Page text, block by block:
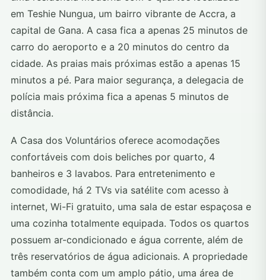
em Teshie Nungua, um bairro vibrante de Accra, a
capital de Gana. A casa fica a apenas 25 minutos de
carro do aeroporto e a 20 minutos do centro da
cidade. As praias mais próximas estão a apenas 15
minutos a pé. Para maior segurança, a delegacia de
polícia mais próxima fica a apenas 5 minutos de
distância.
A Casa dos Voluntários oferece acomodações
confortáveis com dois beliches por quarto, 4
banheiros e 3 lavabos. Para entretenimento e
comodidade, há 2 TVs via satélite com acesso à
internet, Wi-Fi gratuito, uma sala de estar espaçosa e
uma cozinha totalmente equipada. Todos os quartos
possuem ar-condicionado e água corrente, além de
três reservatórios de água adicionais. A propriedade
também conta com um amplo pátio, uma área de